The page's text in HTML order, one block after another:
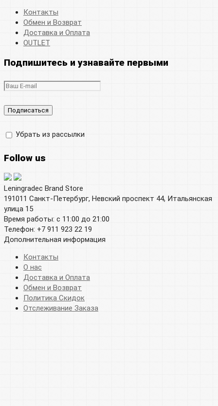
Контакты
Обмен и Возврат
Доставка и Оплата
OUTLET
Подпишитесь и узнавайте первыми
Убрать из рассылки
Follow us
Leningradec Brand Store
191011 Санкт-Петербург, Невский проспект 44, Итальянская
улица 15
Время работы: с 11:00 до 21:00
Телефон: +7 911 923 22 19
Дополнительная информация
Контакты
О нас
Доставка и Оплата
Обмен и Возврат
Политика Скидок
Отслеживание Заказа